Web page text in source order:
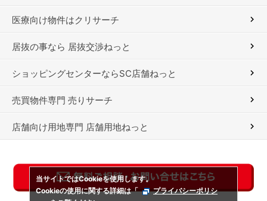
医療向け物件はクリサーチ
居抜の事なら 居抜交渉ねっと
ショッピングセンターならSC店舗ねっと
売買物件専門 売りサーチ
店舗向け用地専門 店舗用地ねっと
当サイトではCookieを使用します。
Cookieの使用に関する詳細は「
プライバシーポリシ